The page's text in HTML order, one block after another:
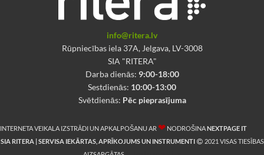
info@ritera.lv
Rūpniecības iela 37A, Jelgava, LV-3008
SIA "RITERA"
Darba dienās: 9:00-18:00
Sestdienās: 10:00-13:00
Svētdienās: Pēc pieprasījuma
INTERNETA VEIKALA IZSTRĀDI UN APKALPOŠANU AR ❤ NODROŠINANEXTPAGE IT
SIA RITERA | SERVISA IEKĀRTAS, APRĪKOJUMS UN INSTRUMENTI
2021 VISAS TIESĪBAS